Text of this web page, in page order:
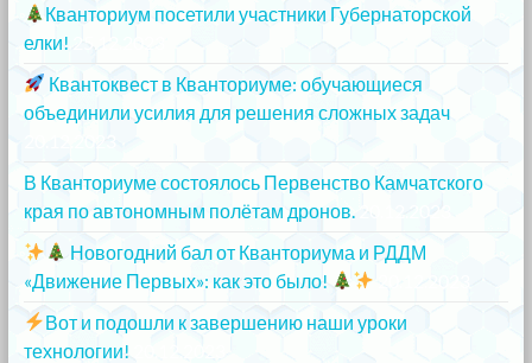
Кванториум посетили участники Губернаторской
елки!
Квантоквест в Кванториуме: обучающиеся
объединили усилия для решения сложных задач
В Кванториуме состоялось Первенство Камчатского
края по автономным полётам дронов.
Новогодний бал от Кванториума и РДДМ
«Движение Первых»: как это было!
Вот и подошли к завершению наши уроки
технологии!